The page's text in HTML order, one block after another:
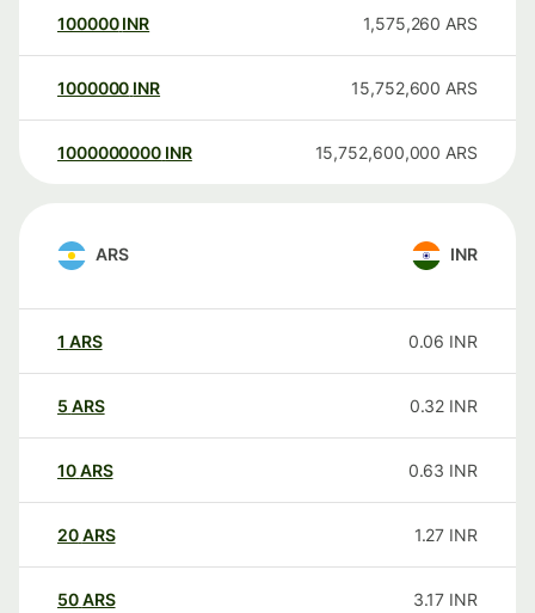
100000 INR 1,575,260 ARS
1000000 INR 15,752,600 ARS
1000000000 INR 15,752,600,000 ARS
ARS INR
1 ARS 0.06 INR
5 ARS 0.32 INR
10ARS 0.63 INR
20ARS 1.27 INR
50ARS 3.17 INR